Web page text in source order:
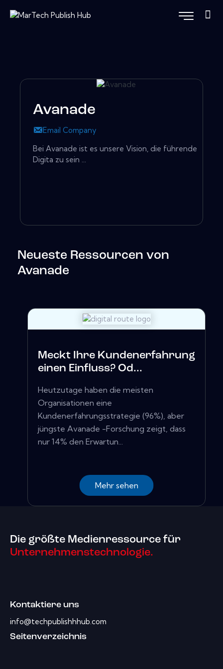
Avanade
Email Company
Bei Avanade ist es unsere Vision, die führende
Digita zu sein ...
Neueste Ressourcen von
Avanade
Meckt Ihre Kundenerfahrung
einen Einfluss? Od...
Heutzutage haben die meisten
Organisationen eine
Kundenerfahrungsstrategie (96%), aber
jüngste Avanade -Forschung zeigt, dass
nur 14% den Erwartun...
Mehr sehen
Die größte Medienressource für
Unternehmenstechnologie.
Kontaktiere uns
info@techpublishhhub.com
Seitenverzeichnis